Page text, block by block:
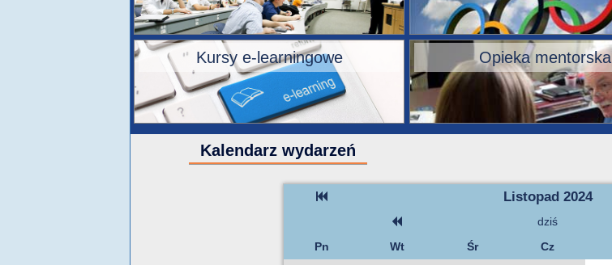
Kursy e-learningowe Opieka mentorska
Kalendarz wydarzeń
Listopad 2024
dziś
Pn
Wt Śr Cz